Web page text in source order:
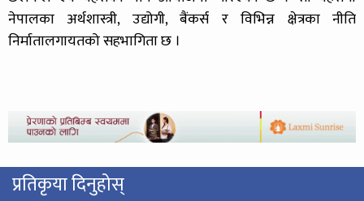
नेपालका अर्थशास्त्री, उद्योगी, बैंकर्स र विभिन्न क्षेत्रका नीति
निर्मातालगायतको सहभागिता छ ।
प्रतिकृया दिनुहोस्